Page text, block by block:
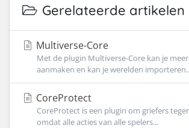
Gerelateerde artikelen
Multiverse-Core
Met de plugin Multiverse-Core kan je
aanmaken en kan je werelden
CoreProtect
CoreProtect is een plugin om griefers
omdat alle acties van alle spelers...